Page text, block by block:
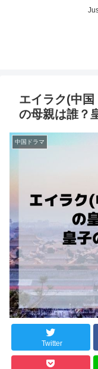
エイラク(中
の母親は誰？
中国ドラマ
Twitter